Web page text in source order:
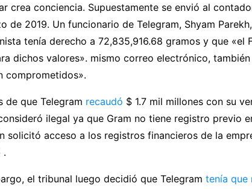
crea conciencia. Supuestamente se envió al
de 2019. Un funcionario de Telegram, Shyam
tenía derecho a 72,835,916.68 gramos y que «el
dichos valores». mismo correo electrónico,
comprometidos».
de que Telegram recaudó $ 1.7 mil millones con su
ilegal ya que Gram no tiene registro previo
solicitó acceso a los registros financieros de la
.
el tribunal luego decidió que Telegram tenía que